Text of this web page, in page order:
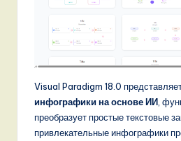
Visual Paradigm 18.0
инфографики на основе ИИ ,
преобразует простые текстовые
привлекательные инфографики